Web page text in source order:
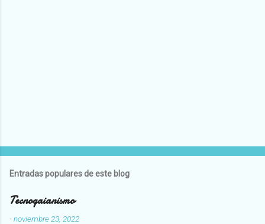
Entradas populares de este blog
Tecnogaianismo
-noviembre 23, 2022